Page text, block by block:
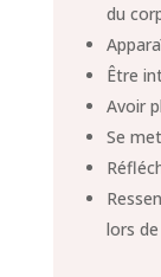
du
Être
Avoir
Se
lors